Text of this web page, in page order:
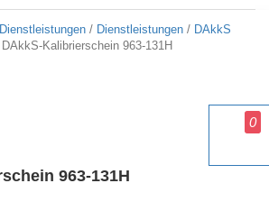
o
g
g
Dienstleistungen / Dienstleistungen / DAkkS
Kalibrierschein 963-131H
963-131H
Preis war: 415,00 €
Preis ist: 373,50 €.
0